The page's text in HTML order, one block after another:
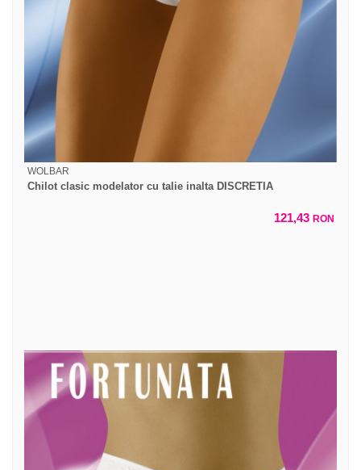
WOLBAR
Chilot clasic modelator cu talie inalta DISCRETIA
121,43 RON